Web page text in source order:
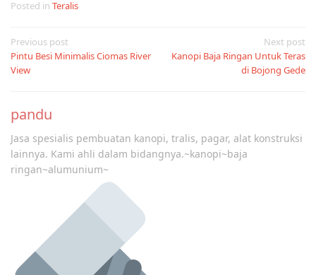
Posted in Teralis
Post
navigation
Previous post
Pintu Besi Minimalis Ciomas River
View
Next post
Kanopi Baja Ringan Untuk Teras
di Bojong Gede
pandu
Jasa spesialis pembuatan kanopi, tralis, pagar, alat konstruksi
lainnya. Kami ahli dalam bidangnya.~kanopi~baja
ringan~alumunium~